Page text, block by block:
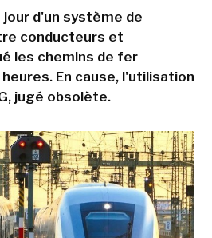
jour d'un système de
conducteurs et
les chemins de fer
En cause, l'utilisation
jugé obsolète.